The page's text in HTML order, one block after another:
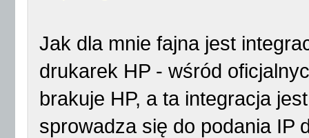
Jak dla mnie fajna jest
drukarek HP - wśród
brakuje HP, a ta integracja
sprowadza się do podania IP